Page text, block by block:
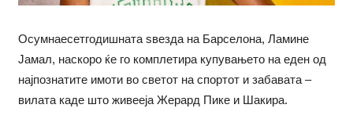
Осумнаесетгодишната sвезда на Барселона, Ламине
Јамал, наскоро ќе го комплетира купувањето на еден од
најпознатите имоти во светот на спортот и забавата –
вилата каде што живееја Жерард Пике и Шакира.